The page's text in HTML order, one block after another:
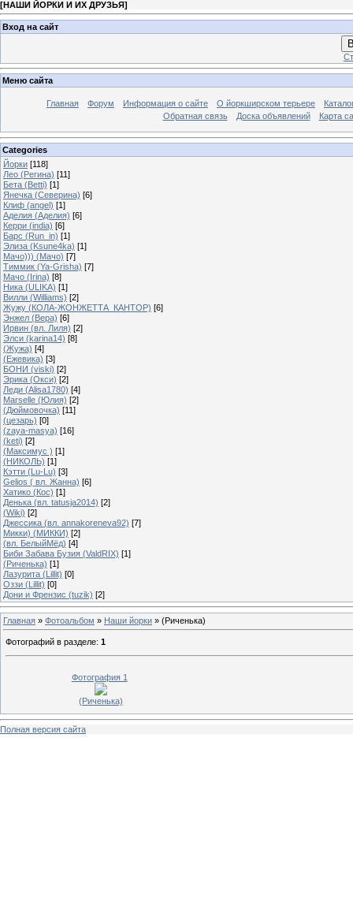
[НАШИ ЙОРКИ И ИХ ДРУЗЬЯ]
Вход на сайт
Меню сайта
Главная Форум Информация о сайте О йоркширском терьере
Обратная связь
Доска объявлений Карта
Categories
Йорки [118]
Лео (Регина) [11]
Бета (Betti) [1]
Янечка (Северина) [6]
Клиф (angel) [1]
Аделия (Аделия) [6]
Керри (india) [6]
Барс (Run_in) [1]
Элиза (Ksune4ka) [1]
Мачо))) (Мачо) [7]
Тиммик (Ya-Grisha) [7]
Мачо (Irina) [8]
Ника (ULIKA) [1]
Вилли (Williams) [2]
Жужу (КОЛА-ЖОНЖЕТТА_КАНТОР) [6]
Энжел (Вера) [6]
Ирвин (вл. Лиля) [2]
Элси (karina14) [8]
(Жужа) [4]
(Ежевика) [3]
БОНИ (viski) [2]
Эрика (Окси) [2]
Леди (Alisa1780) [4]
Marselle (Юлия) [2]
(Дюймовочка) [11]
(цезарь) [0]
(zaya-masya) [16]
(keti) [2]
(Максимус ) [1]
(НИКОЛЬ) [1]
Кэтти (Lu-Lu) [3]
Gelios ( вл. Жанна) [6]
Хатико (Кос) [1]
Денька (вл. tatusja2014) [2]
(Wiki) [2]
Джессика (вл. annakoreneva92) [7]
Микки) (МИККИ) [2]
(вл. БелыйМёд) [4]
Биби Забава Бузия (ValdRIX) [1]
(Риченька) [1]
Лазурита (Lillit) [0]
Оззи (Lillit) [0]
Дони и Френзис (tuzik) [2]
Главная » Фотоальбом » Наши йорки » (Риченька)
Фотографий в разделе: 1
Фотография 1
(Риченька)
Полная версия сайта